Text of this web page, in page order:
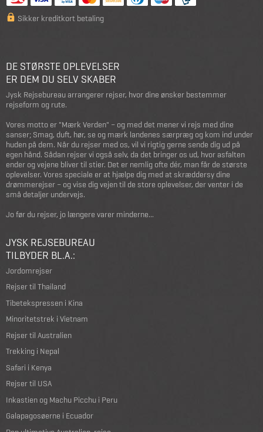
Sikker kreditkort betaling
DE STØRSTE OPLEVELSER
ER DEM DU SELV SKABER
Jysk Rejsebureau arrangerer rejser, hvor dine ønsker bestemmer
rejseform og rute.
Vores motto er "Mærk Verden" – og med det mener vi rejs med dine
sanser; Smag, duft, hør, se og mærk landenes særpræg og kom ind under
huden på dem. Når du rejser med os, vil vi rigtig gerne sende dig ud på
egen hånd. Sådan rejser vi også selv, da det bringer os ud, hvor asfalten
ender og vejene bliver til stier. Det er nemlig ofte dér, man får de største
oplevelser. Vores speciale er at hjælpe dig med at skræddersy dine
drømmerejser – og vise dig vejen til de store oplevelser, der venter i de
små detaljer undervejs.
Jo før du rejser, jo længere varer minderne...
JYSK REJSEBUREAU
TILBYDER BL.A.:
Jordomrejser
Rejser til Thailand
Tibetekspressen i Kina
Minoritetstrek i Vietnam
Rejser til Australien
Trekking i Nepal
Safari i Kenya
Rejser til USA
Inkastien og Machu Picchu i Peru
Galapagosøerne i Ecuador